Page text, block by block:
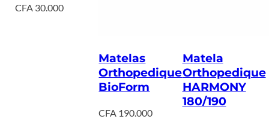
CFA 30.000Plage
CFA 30.000
Matelas
Orthopedique
BioForm
CFA 190.000
Matela
Orthopedique
HARMONY
180/190